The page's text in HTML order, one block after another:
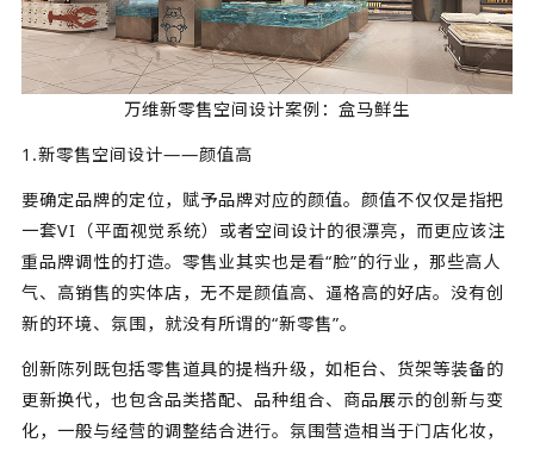
万维新零售空间设计案例：盒马鲜生
1.新零售空间设计——颜值高
要确定品牌的定位，赋予品牌对应的颜值。颜值不仅仅是指把
一套VI（平面视觉系统）或者空间设计的很漂亮，而更应该注
重品牌调性的打造。零售业其实也是看“脸”的行业，那些高人
气、高销售的实体店，无不是颜值高、逼格高的好店。没有创
新的环境、氛围，就没有所谓的“新零售”。
创新陈列既包括零售道具的提档升级，如柜台、货架等装备的
更新换代，也包含品类搭配、品种组合、商品展示的创新与变
化，一般与经营的调整结合进行。氛围营造相当于门店化妆，